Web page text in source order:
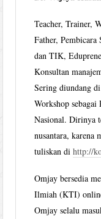
Teacher, Trainer,
Father,
dan TIK,
Konsultan
Sering diundang
Workshop
Nasional. Dirinya
nusantara, karena
tuliskan dihttp://
Omjay bersedia
Ilmiah (KTI)
Omjay selalu